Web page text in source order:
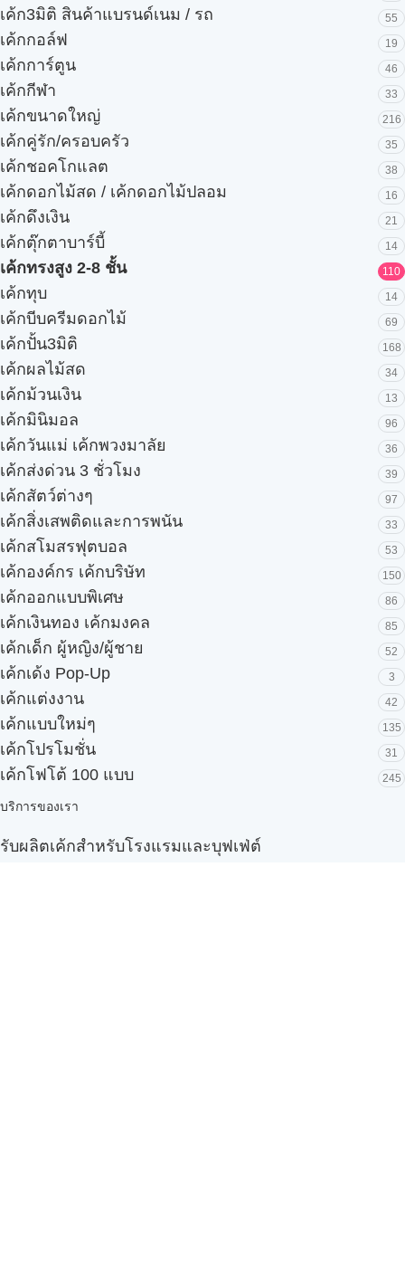
เค้ก3มิติ สินค้าแบรนด์เนม / รถ 55
เค้กกอล์ฟ 19
เค้กการ์ตูน 46
เค้กกีฬา 33
เค้กขนาดใหญ่ 216
เค้กคู่รัก/ครอบครัว 35
เค้กชอคโกแลต 38
เค้กดอกไม้สด / เค้กดอกไม้ปลอม 16
เค้กดึงเงิน 21
เค้กตุ๊กตาบาร์บี้ 14
เค้กทรงสูง 2-8 ชั้น 110
เค้กทุบ 14
เค้กบีบครีมดอกไม้ 69
เค้กปั้น3มิติ 168
เค้กผลไม้สด 34
เค้กม้วนเงิน 13
เค้กมินิมอล 96
เค้กวันแม่ เค้กพวงมาลัย 36
เค้กส่งด่วน 3 ชั่วโมง 39
เค้กสัตว์ต่างๆ 97
เค้กสิ่งเสพติดและการพนัน 33
เค้กสโมสรฟุตบอล 53
เค้กองค์กร เค้กบริษัท 150
เค้กออกแบบพิเศษ 86
เค้กเงินทอง เค้กมงคล 85
เค้กเด็ก ผู้หญิง/ผู้ชาย 52
เค้กเด้ง Pop-Up 3
เค้กแต่งงาน 42
เค้กแบบใหม่ๆ 135
เค้กโปรโมชั่น 31
เค้กโฟโต้ 100 แบบ 245
บริการของเรา
รับผลิตเค้กสำหรับโรงแรมและบุฟเฟ่ต์